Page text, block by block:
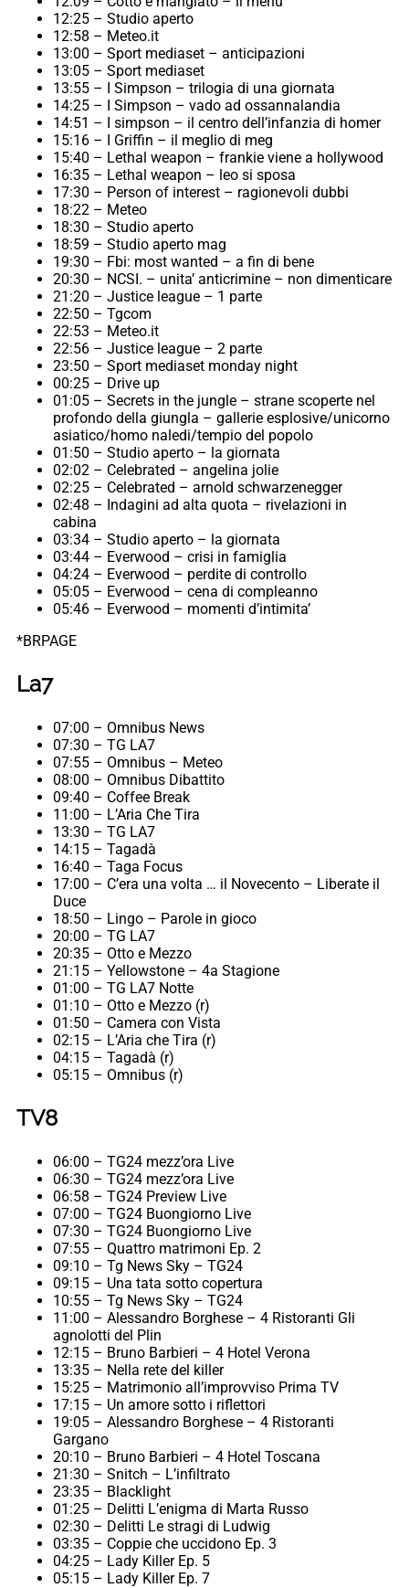
12:25 – Studio aperto
12:58 – Meteo.it
13:00 – Sport mediaset – anticipazioni
13:05 – Sport mediaset
13:55 – I Simpson – trilogia di una giornata
14:25 – I Simpson – vado ad ossannalandia
14:51 – I simpson – il centro dell’infanzia di homer
15:16 – I Griffin – il meglio di meg
15:40 – Lethal weapon – frankie viene a hollywood
16:35 – Lethal weapon – leo si sposa
17:30 – Person of interest – ragionevoli dubbi
18:22 – Meteo
18:30 – Studio aperto
18:59 – Studio aperto mag
19:30 – Fbi: most wanted – a fin di bene
20:30 – NCSI. – unita’ anticrimine – non dimenticare
21:20 – Justice league – 1 parte
22:50 – Tgcom
22:53 – Meteo.it
22:56 – Justice league – 2 parte
23:50 – Sport mediaset monday night
00:25 – Drive up
01:05 – Secrets in the jungle – strane scoperte nel
profondo della giungla – gallerie esplosive/unicorno
asiatico/homo naledi/tempio del popolo
01:50 – Studio aperto – la giornata
02:02 – Celebrated – angelina jolie
02:25 – Celebrated – arnold schwarzenegger
02:48 – Indagini ad alta quota – rivelazioni in
cabina
03:34 – Studio aperto – la giornata
03:44 – Everwood – crisi in famiglia
04:24 – Everwood – perdite di controllo
05:05 – Everwood – cena di compleanno
05:46 – Everwood – momenti d’intimita’
*BRPAGE
La7
07:00 – Omnibus News
07:30 – TG LA7
07:55 – Omnibus – Meteo
08:00 – Omnibus Dibattito
09:40 – Coffee Break
11:00 – L’Aria Che Tira
13:30 – TG LA7
14:15 – Tagadà
16:40 – Taga Focus
17:00 – C’era una volta … il Novecento – Liberate il
Duce
18:50 – Lingo – Parole in gioco
20:00 – TG LA7
20:35 – Otto e Mezzo
21:15 – Yellowstone – 4a Stagione
01:00 – TG LA7 Notte
01:10 – Otto e Mezzo (r)
01:50 – Camera con Vista
02:15 – L’Aria che Tira (r)
04:15 – Tagadà (r)
05:15 – Omnibus (r)
TV8
06:00 – TG24 mezz’ora Live
06:30 – TG24 mezz’ora Live
06:58 – TG24 Preview Live
07:00 – TG24 Buongiorno Live
07:30 – TG24 Buongiorno Live
07:55 – Quattro matrimoni Ep. 2
09:10 – Tg News Sky – TG24
09:15 – Una tata sotto copertura
10:55 – Tg News Sky – TG24
11:00 – Alessandro Borghese – 4 Ristoranti Gli
agnolotti del Plin
12:15 – Bruno Barbieri – 4 Hotel Verona
13:35 – Nella rete del killer
15:25 – Matrimonio all’improvviso Prima TV
17:15 – Un amore sotto i riflettori
19:05 – Alessandro Borghese – 4 Ristoranti
Gargano
20:10 – Bruno Barbieri – 4 Hotel Toscana
21:30 – Snitch – L’infiltrato
23:35 – Blacklight
01:25 – Delitti L’enigma di Marta Russo
02:30 – Delitti Le stragi di Ludwig
03:35 – Coppie che uccidono Ep. 3
04:25 – Lady Killer Ep. 5
05:15 – Lady Killer Ep. 7